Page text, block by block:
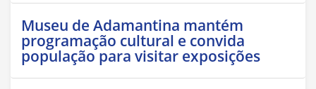
Museu de Adamantina mantém
programação cultural e convida
população para visitar exposições